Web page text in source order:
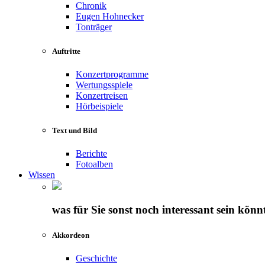
Chronik
Eugen Hohnecker
Tonträger
Auftritte
Konzertprogramme
Wertungsspiele
Konzertreisen
Hörbeispiele
Text und Bild
Berichte
Fotoalben
Wissen
was für Sie sonst noch interessant sein
Akkordeon
Geschichte